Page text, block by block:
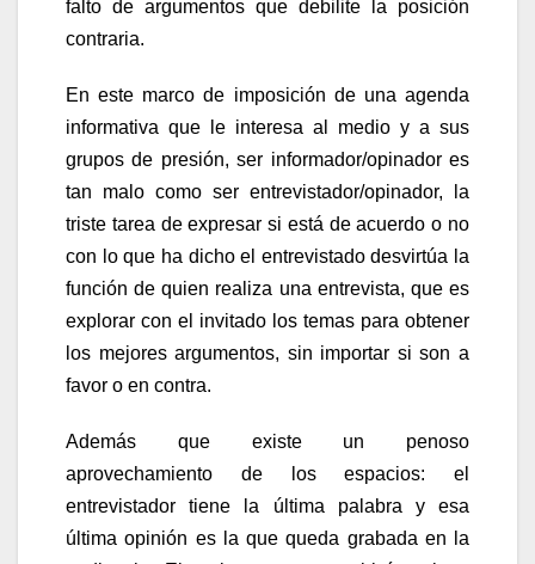
falto de argumentos que debilite la posición
contraria.
En este marco de imposición de una agenda
informativa que le interesa al medio y a sus
grupos de presión, ser informador/opinador es
tan malo como ser entrevistador/opinador, la
triste tarea de expresar si está de acuerdo o no
con lo que ha dicho el entrevistado desvirtúa la
función de quien realiza una entrevista, que es
explorar con el invitado los temas para obtener
los mejores argumentos, sin importar si son a
favor o en contra.
Además que existe un penoso
aprovechamiento de los espacios: el
entrevistador tiene la última palabra y esa
última opinión es la que queda grabada en la